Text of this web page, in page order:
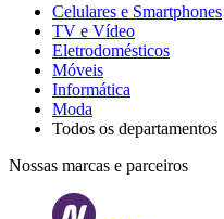
Celulares e Smartphones
TV e Vídeo
Eletrodomésticos
Móveis
Informática
Moda
Todos os departamentos
Nossas marcas e parceiros